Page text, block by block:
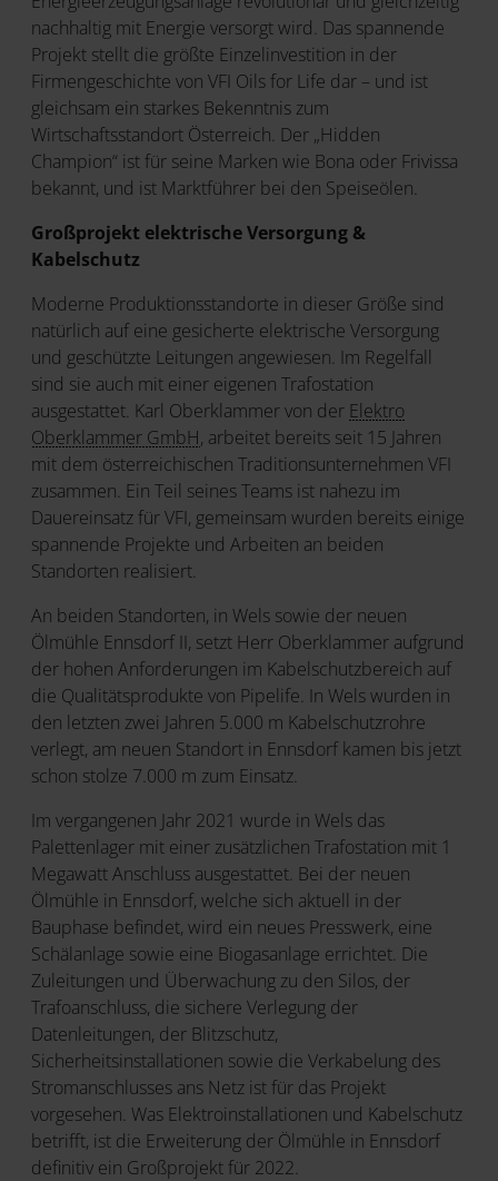
nachhaltig mit Energie versorgt wird. Das spannende
Projekt stellt die größte Einzelinvestition in der
Firmengeschichte von VFI Oils for Life dar – und ist
gleichsam ein starkes Bekenntnis zum
Wirtschaftsstandort Österreich. Der „Hidden
Champion“ ist für seine Marken wie Bona oder Frivissa
bekannt, und ist Marktführer bei den Speiseölen.
Großprojekt elektrische Versorgung &
Kabelschutz
Moderne Produktionsstandorte in dieser Größe sind
natürlich auf eine gesicherte elektrische Versorgung
und geschützte Leitungen angewiesen. Im Regelfall
sind sie auch mit einer eigenen Trafostation
ausgestattet. Karl Oberklammer von der Elektro
Oberklammer GmbH, arbeitet bereits seit 15 Jahren
mit dem österreichischen Traditionsunternehmen VFI
zusammen. Ein Teil seines Teams ist nahezu im
Dauereinsatz für VFI, gemeinsam wurden bereits einige
spannende Projekte und Arbeiten an beiden
Standorten realisiert.
An beiden Standorten, in Wels sowie der neuen
Ölmühle Ennsdorf II, setzt Herr Oberklammer aufgrund
der hohen Anforderungen im Kabelschutzbereich auf
die Qualitätsprodukte von Pipelife. In Wels wurden in
den letzten zwei Jahren 5.000 m Kabelschutzrohre
verlegt, am neuen Standort in Ennsdorf kamen bis jetzt
schon stolze 7.000 m zum Einsatz.
Im vergangenen Jahr 2021 wurde in Wels das
Palettenlager mit einer zusätzlichen Trafostation mit 1
Megawatt Anschluss ausgestattet. Bei der neuen
Ölmühle in Ennsdorf, welche sich aktuell in der
Bauphase befindet, wird ein neues Presswerk, eine
Schälanlage sowie eine Biogasanlage errichtet. Die
Zuleitungen und Überwachung zu den Silos, der
Trafoanschluss, die sichere Verlegung der
Datenleitungen, der Blitzschutz,
Sicherheitsinstallationen sowie die Verkabelung des
Stromanschlusses ans Netz ist für das Projekt
vorgesehen. Was Elektroinstallationen und Kabelschutz
betrifft, ist die Erweiterung der Ölmühle in Ennsdorf
definitiv ein Großprojekt für 2022.